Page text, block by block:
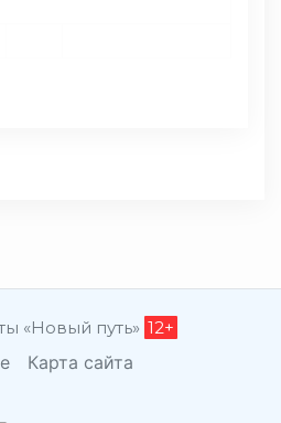
«Новый путь» 12+
Карта сайта